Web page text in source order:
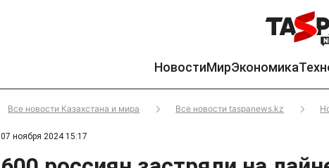
НовостиМирЭкономика
Все новости Казахстана и мира Все новости taspanews.kz
07 ноября 2024 15:17